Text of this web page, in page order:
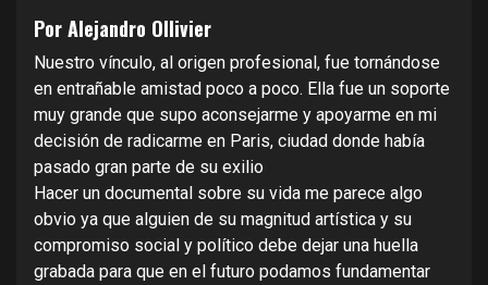
Por Alejandro Ollivier
Nuestro vínculo, al origen profesional, fue tornándose
en entrañable amistad poco a poco. Ella fue un soporte
muy grande que supo aconsejarme y apoyarme en mi
decisión de radicarme en Paris, ciudad donde había
pasado gran parte de su exilio
Hacer un documental sobre su vida me parece algo
obvio ya que alguien de su magnitud artística y su
compromiso social y político debe dejar una huella
grabada para que en el futuro podamos fundamentar